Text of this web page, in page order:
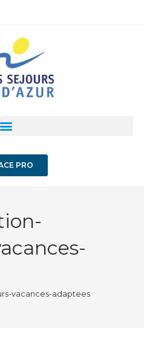
PRO
vacances-adaptees